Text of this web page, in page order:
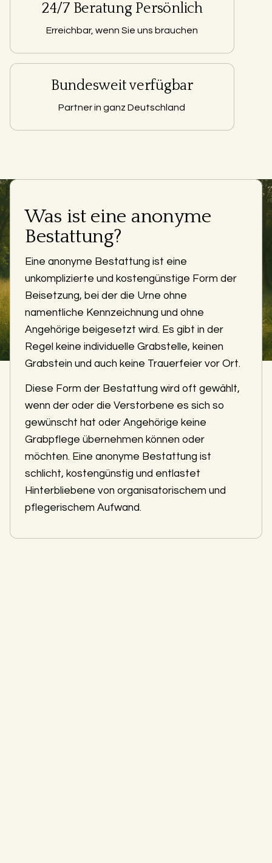
24/7 Beratung Persönlich
Erreichbar, wenn Sie uns brauchen
Bundesweit verfügbar
Partner in ganz Deutschland
Was ist eine anonyme
Bestattung?
Eine anonyme Bestattung ist eine
unkomplizierte und kostengünstige Form der
Beisetzung, bei der die Urne ohne
namentliche Kennzeichnung und ohne
Angehörige beigesetzt wird. Es gibt in der
Regel keine individuelle Grabstelle, keinen
Grabstein und auch keine Trauerfeier vor Ort.
Diese Form der Bestattung wird oft gewählt,
wenn der oder die Verstorbene es sich so
gewünscht hat oder Angehörige keine
Grabpflege übernehmen können oder
möchten. Eine anonyme Bestattung ist
schlicht, kostengünstig und entlastet
Hinterbliebene von organisatorischem und
pflegerischem Aufwand.